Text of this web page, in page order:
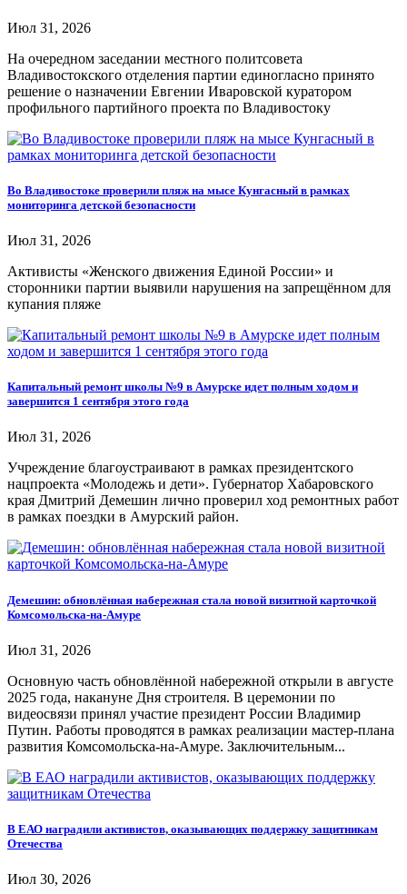
Июл 31, 2026
На очередном заседании местного политсовета
Владивостокского отделения партии единогласно принято
решение о назначении Евгении Иваровской куратором
профильного партийного проекта по Владивостоку
Во Владивостоке проверили пляж на мысе Кунгасный в рамках
мониторинга детской безопасности
Июл 31, 2026
Активисты «Женского движения Единой России» и
сторонники партии выявили нарушения на запрещённом для
купания пляже
Капитальный ремонт школы №9 в Амурске идет полным ходом и
завершится 1 сентября этого года
Июл 31, 2026
Учреждение благоустраивают в рамках президентского
нацпроекта «Молодежь и дети». Губернатор Хабаровского
края Дмитрий Демешин лично проверил ход ремонтных работ
в рамках поездки в Амурский район.
Демешин: обновлённая набережная стала новой визитной карточкой
Комсомольска-на-Амуре
Июл 31, 2026
Основную часть обновлённой набережной открыли в августе
2025 года, накануне Дня строителя. В церемонии по
видеосвязи принял участие президент России Владимир
Путин. Работы проводятся в рамках реализации мастер-плана
развития Комсомольска-на-Амуре. Заключительным...
В ЕАО наградили активистов, оказывающих поддержку защитникам
Отечества
Июл 30, 2026